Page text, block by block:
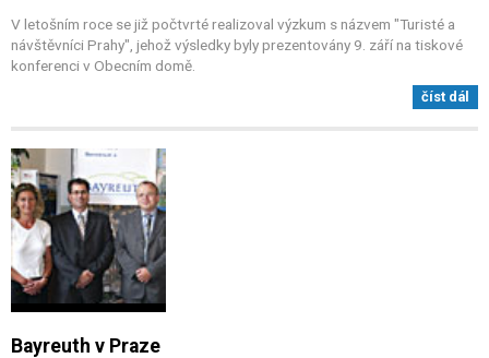
V letošním roce se již počtvrté realizoval výzkum s názvem "Turisté a
návštěvníci Prahy", jehož výsledky byly prezentovány 9. září na tiskové
konferenci v Obecním domě.
číst dál
Bayreuth v Praze